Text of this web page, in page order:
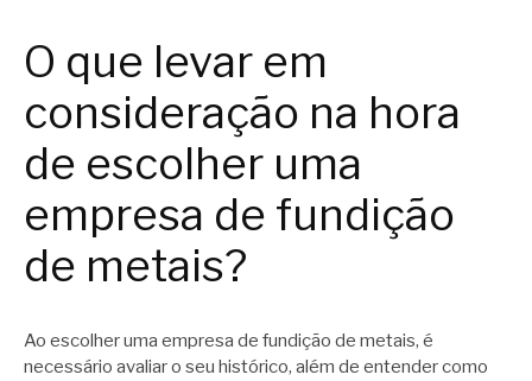
O que levar em
consideração na hora
de escolher uma
empresa de fundição
de metais?
Ao escolher uma empresa de fundição de metais, é
necessário avaliar o seu histórico, além de entender como